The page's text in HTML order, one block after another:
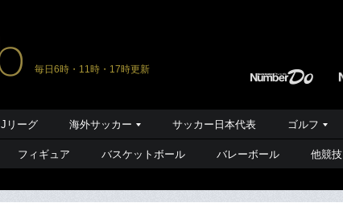
毎日6時・11時・17時更新
Jリーグ 海外サッカー サッカー日本代表 ゴルフ
フィギュア バスケットボール バレーボール 他競技